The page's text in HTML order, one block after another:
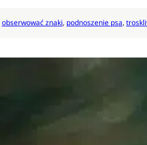
obserwować znaki, podnoszenie psa,